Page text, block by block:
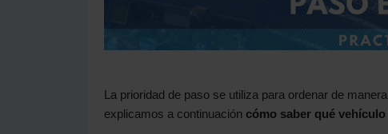
La prioridad de paso se utiliza para ordenar de
explicamos a continuación cómo saber qué